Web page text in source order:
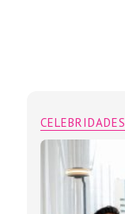
CELEBRIDADES